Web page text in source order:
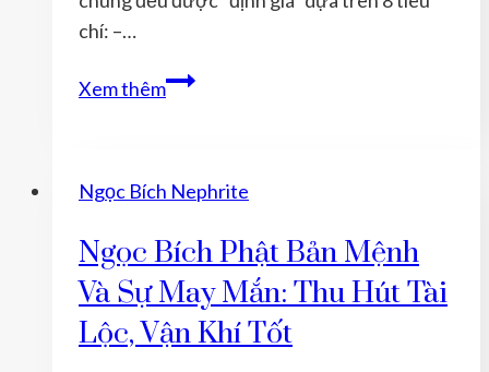
chí: –…
Xem thêmNHỮNG
GIÁ
LƯỢNG
VÀ
GIÁ
TRỊ
Ngọc Bích Nephrite
Ngọc Bích Phật Bản Mệnh
Và Sự May Mắn: Thu Hút Tài
Lộc, Vận Khí Tốt